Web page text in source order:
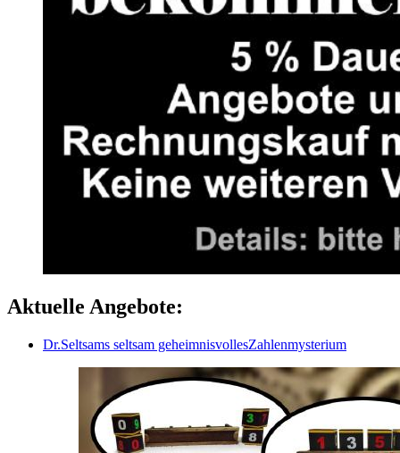
Aktuelle Angebote:
Dr.Seltsams seltsam geheimnisvollesZahlenmysterium